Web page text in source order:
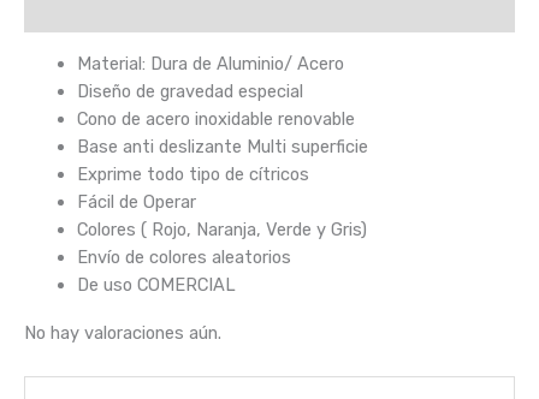
Material: Dura de Aluminio/ Acero
Diseño de gravedad especial
Cono de acero inoxidable renovable
Base anti deslizante Multi superficie
Exprime todo tipo de cítricos
Fácil de Operar
Colores ( Rojo, Naranja, Verde y Gris)
Envío de colores aleatorios
De uso COMERCIAL
No hay valoraciones aún.